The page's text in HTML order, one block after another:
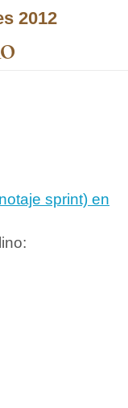
2012
sprint) en